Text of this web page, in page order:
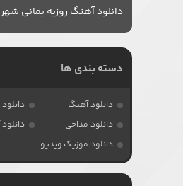
دانلود آهنگ روزبه بمانی
دسته بندی ها
دانلود آهنگ
دانلود مداحی
دانلود موزیک ویدیو